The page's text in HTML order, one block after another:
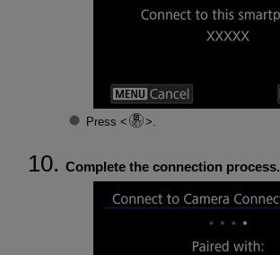
Press
Complete the connection process.